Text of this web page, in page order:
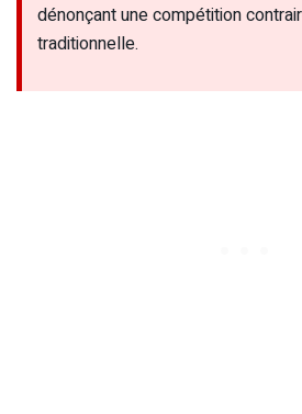
dénonçant une compétition
traditionnelle.